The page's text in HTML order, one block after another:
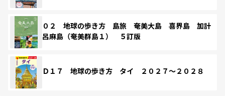
０２ 地球の歩き方 島旅 奄美大島 喜界島 加計
呂麻島（奄美群島１） ５訂版
Ｄ１７ 地球の歩き方 タイ ２０２７～２０２８